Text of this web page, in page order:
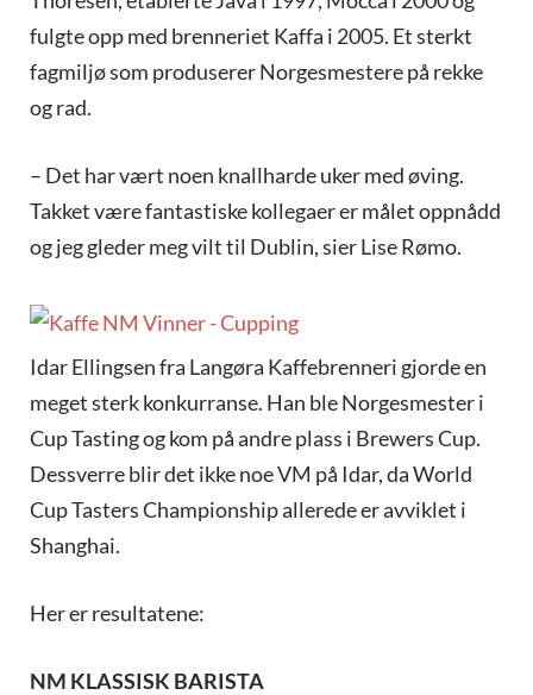
fulgte opp med brenneriet Kaffa i 2005. Et sterkt
fagmiljø som produserer Norgesmestere på rekke
og rad.
– Det har vært noen knallharde uker med øving.
Takket være fantastiske kollegaer er målet oppnådd
og jeg gleder meg vilt til Dublin, sier Lise Rømo.
Idar Ellingsen fra Langøra Kaffebrenneri gjorde en
meget sterk konkurranse. Han ble Norgesmester i
Cup Tasting og kom på andre plass i Brewers Cup.
Dessverre blir det ikke noe VM på Idar, da World
Cup Tasters Championship allerede er avviklet i
Shanghai.
Her er resultatene:
NM KLASSISK BARISTA